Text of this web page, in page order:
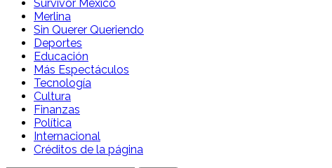
Survivor México
Merlina
Sin Querer Queriendo
Deportes
Educación
Más Espectáculos
Tecnología
Cultura
Finanzas
Política
Internacional
Créditos de la página